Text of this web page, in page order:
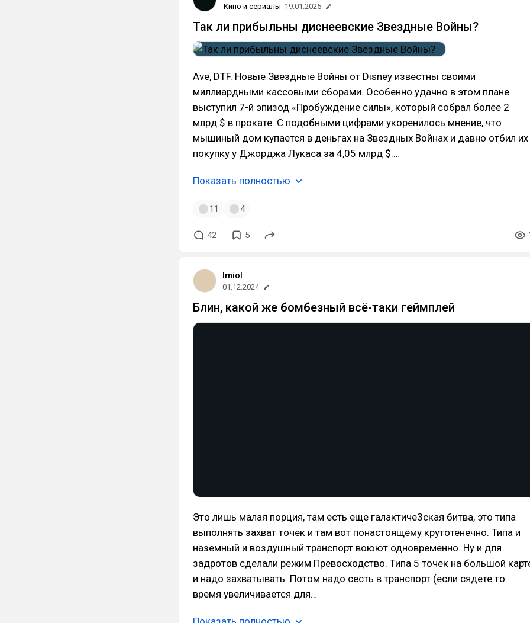
Кино и сериалы 19.01.2025
Так ли прибыльны диснеевские Звездные Войны?
Ave, DTF. Новые Звездные Войны от Disney известны своими
миллиардными кассовыми сборами. Особенно удачно в этом плане
выступил 7-й эпизод «Пробуждение силы», который собрал более 2
млрд $ в прокате. С подобными цифрами укоренилось мнение, что
мышиный дом купается в деньгах на Звездных Войнах и давно отбил их
покупку у Джорджа Лукаса за 4,05 млрд $.…
Показать полностью
11 4
42 5
lmiol
01.12.2024
Блин, какой же бомбезный всё-таки геймплей
Это лишь малая порция, там есть еще галактиче3ская битва, это типа
выполнять захват точек и там вот понастоящему крутотенечно. Типа и
наземный и воздушный транспорт воюют одновременно. Ну и для
задротов сделали режим Превосходство. Типа 5 точек на большой
и надо захватывать. Потом надо сесть в транспорт (если сядете то
время увеличивается для…